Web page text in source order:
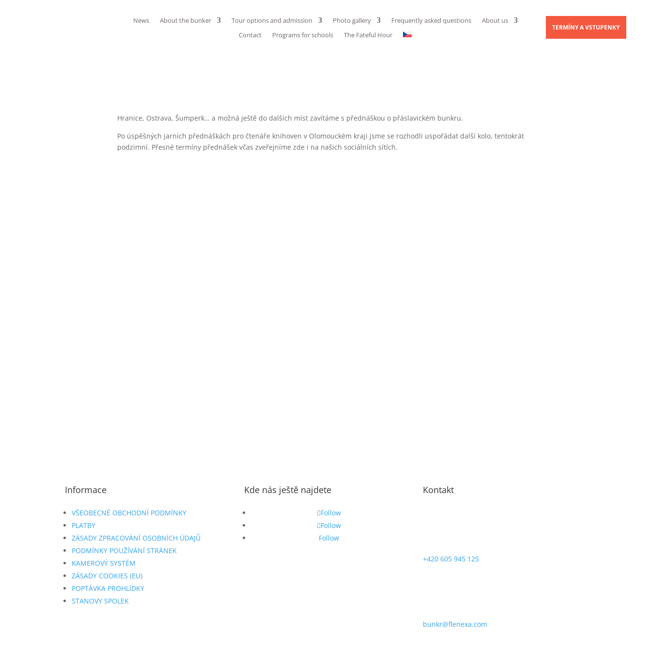
News About the bunker Tour options and admission Photo gallery Frequently asked questions
About us
Contact
Programs for schools The Fateful Hour
TERMÍNY A VSTUPENKY
Hranice, Ostrava, Šumperk… a možná ještě do dalších míst zavítáme s přednáškou o přáslavickém bunkru.
Po úspěšných jarních přednáškách pro čtenáře knihoven v Olomouckém kraji jsme se rozhodli uspořádat další kolo, tentokrát
podzimní. Přesné termíny přednášek včas zveřejníme zde i na našich sociálních sítích.
Informace
VŠEOBECNÉ OBCHODNÍ PODMÍNKY
PLATBY
ZÁSADY ZPRACOVÁNÍ OSOBNÍCH ÚDAJŮ
PODMÍNKY POUŽÍVÁNÍ STRÁNEK
KAMEROVÝ SYSTÉM
ZÁSADY COOKIES (EU)
POPTÁVKA PROHLÍDKY
STANOVY SPOLEK
Kde nás ještě najdete
Follow
Follow
Follow
Kontakt
+420 605 945 125
bunkr@flenexa.com